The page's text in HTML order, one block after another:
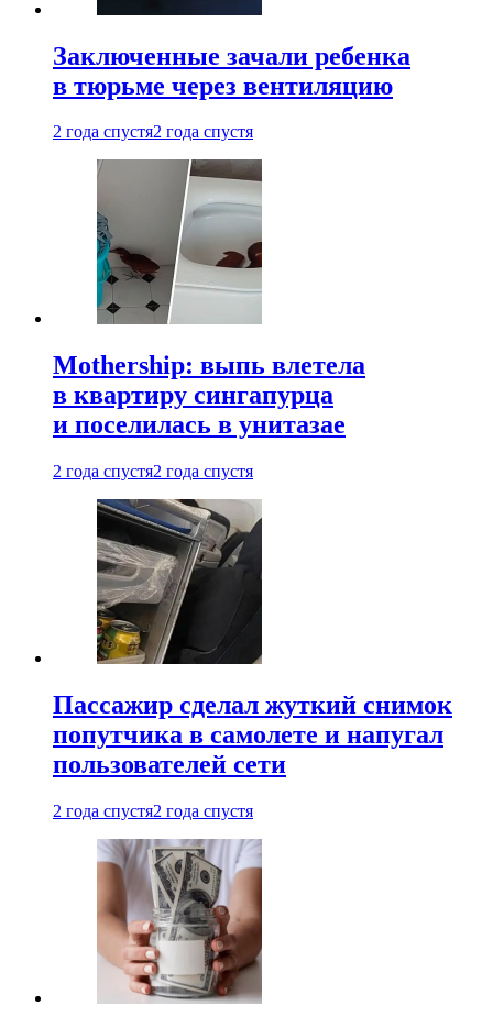
Заключенные зачали ребенка
в тюрьме через вентиляцию
2 года спустя2 года спустя
Mothership: выпь влетела
в квартиру сингапурца
и поселилась в унитазае
2 года спустя2 года спустя
Пассажир сделал жуткий снимок
попутчика в самолете и напугал
пользователей сети
2 года спустя2 года спустя